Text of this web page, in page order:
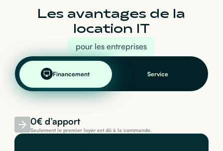
Les avantages de la
location IT
pour les entreprises
Financement Service
0€ d’apport
Seulement le premier loyer est dû à la commande.